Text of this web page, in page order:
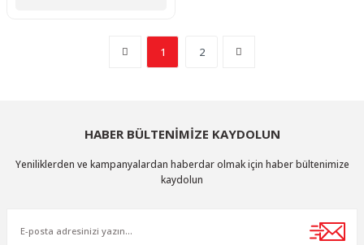
1 2
HABER BÜLTENİMİZE KAYDOLUN
Yeniliklerden ve kampanyalardan haberdar olmak için haber bültenimize
kaydolun